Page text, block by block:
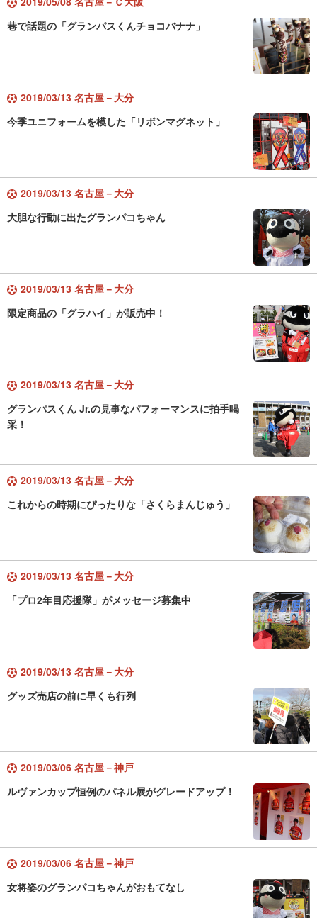
巷で話題の「グランパスくんチョコバナナ」
2019/03/13 名古屋－大分
今季ユニフォームを模した「リボンマグネット」
2019/03/13 名古屋－大分
大胆な行動に出たグランパコちゃん
2019/03/13 名古屋－大分
限定商品の「グラハイ」が販売中！
2019/03/13 名古屋－大分
グランパスくん Jr.の見事なパフォーマンスに拍手喝
采！
2019/03/13 名古屋－大分
これからの時期にぴったりな「さくらまんじゅう」
2019/03/13 名古屋－大分
「プロ2年目応援隊」がメッセージ募集中
2019/03/13 名古屋－大分
グッズ売店の前に早くも行列
2019/03/06 名古屋－神戸
ルヴァンカップ恒例のパネル展がグレードアップ！
2019/03/06 名古屋－神戸
女将姿のグランパコちゃんがおもてなし